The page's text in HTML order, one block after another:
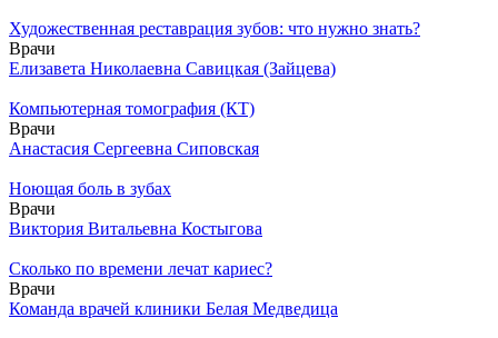
Художественная реставрация зубов: что нужно знать?
Врачи
Елизавета Николаевна Савицкая (Зайцева)
Компьютерная томография (КТ)
Врачи
Анастасия Сергеевна Сиповская
Ноющая боль в зубах
Врачи
Виктория Витальевна Костыгова
Сколько по времени лечат кариес?
Врачи
Команда врачей клиники Белая Медведица